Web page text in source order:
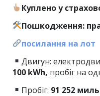
Куплено у
Пошкодження:
посилання на лот
Двигун:
100 kWh, пробіг на
Пробіг: 91 252 миль